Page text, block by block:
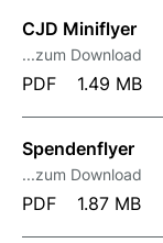
CJD Miniflyer
...zum Download
PDF 1.49 MB
Spendenflyer
...zum Download
PDF 1.87 MB